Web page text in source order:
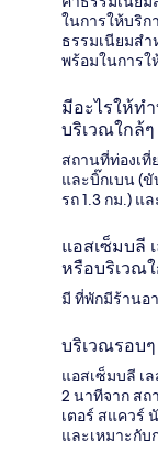
ในการให้บริก
ธรรมเนียมส
พร้อมในการใ
มีอะไรให้ท
บริเวณใกล้ๆ
สถานที่ท่องเ
และบิ๊กเบน (
รถ 1.3 กม.) แ
แอสเซ็มบลี
หรือบริเวณ
มี ที่พักมีร้านอ
บริเวณรอบๆ
แอสเซ็มบลี เ
2 นาทีจาก สถ
เตอร์ สแควร์
และเหมาะกับ